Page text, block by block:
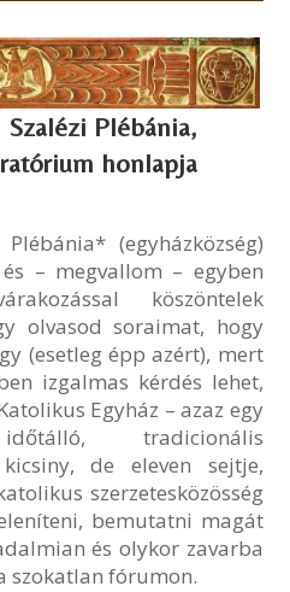
Plébánia,
honlapja
(egyházközség)
– megvallom – egyben
köszöntelek
olvasod soraimat, hogy
(esetleg épp azért), mert
izgalmas kérdés lehet,
Egyház – azaz egy
tradicionális
de eleven sejtje,
szerzetesközösség
bemutatni magát
és olykor zavarba
szokatlan fórumon.